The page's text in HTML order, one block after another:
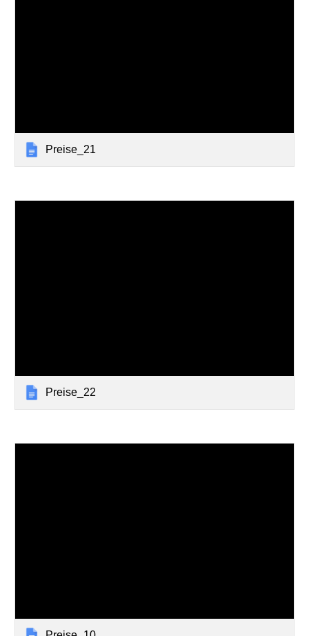
Preise_21
Preise_22